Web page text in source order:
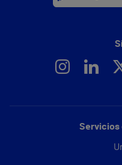
Servicios